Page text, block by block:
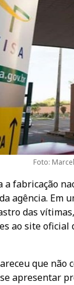
Foto:
a fabricação
agência. Em
das
ao site
que não
apresentar